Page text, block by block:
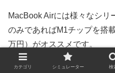
MacBook Airには様々なシリ
のみであればM1チップを搭
万円）がオススメです。
カテゴリ シミュレーター 検